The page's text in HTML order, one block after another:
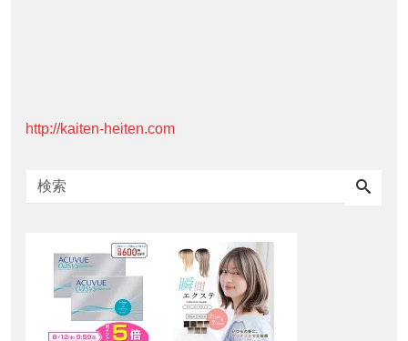
http://kaiten-heiten.com